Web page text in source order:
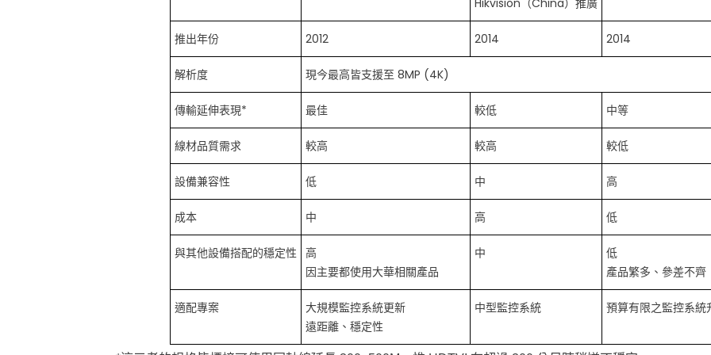
Hikvision（China）推廣
推出年份 2012 2014 2014
解析度 現今最高皆支援至 8MP (4K)
傳輸延伸表現* 最佳 較低 中等
線材品質需求 較高 較高 較低
設備兼容性 低 中 高
成本 中 高 低
與其他設備搭配的穩定性 高
因主要都使用大華相關產品
中
低
產品繁多、參差不齊
適配專案
大規模監控系統更新
遠距離、穩定性
中型監控系統 預算有限之監控系統